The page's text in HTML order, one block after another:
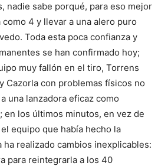
nadie sabe porqué, para eso mejor
como 4 y llevar a una alero puro
Toda esta poca confianza y
se han confirmado hoy;
muy fallón en el tiro, Torrens
Cazorla con problemas físicos no
una lanzadora eficaz como
en los últimos minutos, en vez de
equipo que había hecho la
ha realizado cambios inexplicables:
para reintegrarla a los 40